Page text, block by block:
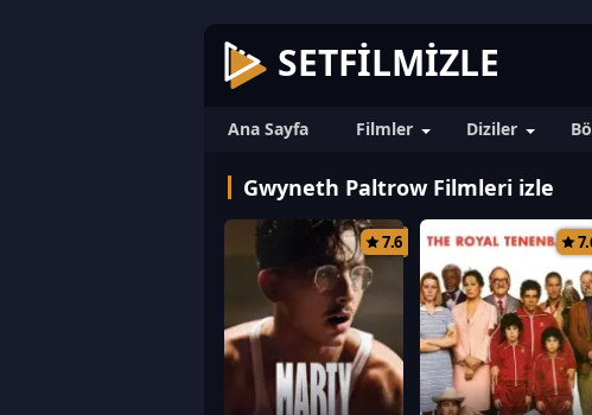
SETFILMIZLE
Ana Sayfa Filmler Diziler
Gwyneth Paltrow Filmleri izle
7.6